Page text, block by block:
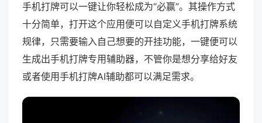
手机打牌可以一键让你轻松成为“必赢”。其操作方式
十分简单，打开这个应用便可以自定义手机打牌系统
规律，只需要输入自己想要的开挂功能，一键便可以
生成出手机打牌专用辅助器，不管你是想分享给好友
或者使用手机打牌AI辅助都可以满足需求。